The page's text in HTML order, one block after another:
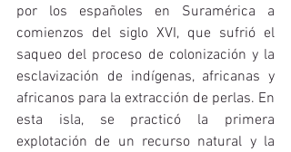
por los españoles en Suramérica a
comienzos del siglo XVI, que sufrió el
saqueo del proceso de colonización y la
esclavización de indígenas, africanas y
africanos para la extracción de perlas. En
esta isla, se practicó la primera
explotación de un recurso natural y la